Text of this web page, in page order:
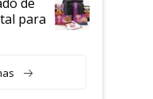
para